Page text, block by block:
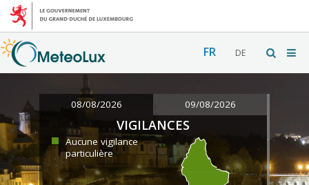
FR DE
08/08/2026 09/08/2026
VIGILANCES
Aucune vigilance
particulière